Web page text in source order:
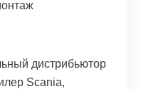
дистрибьютор
Scania,